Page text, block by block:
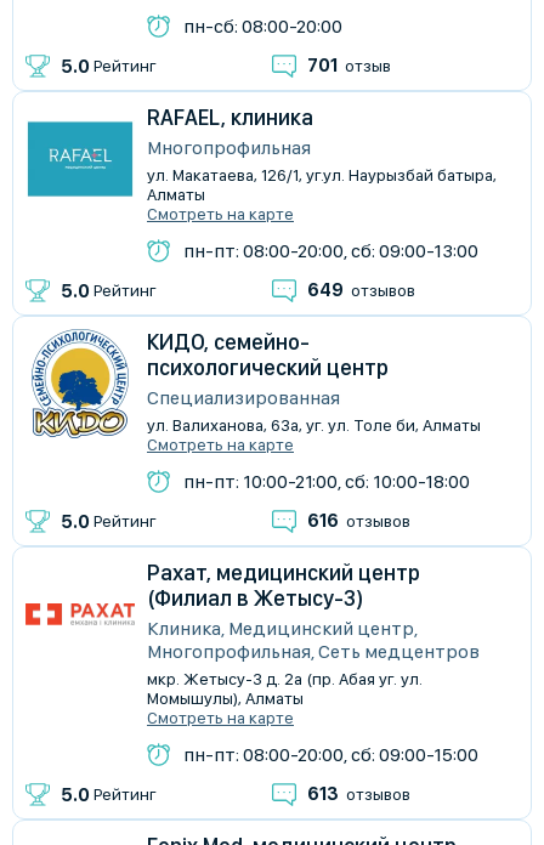
пн-сб: 08:00-20:00
5.0 Рейтинг 701 отзыв
RAFAEL, клиника
Многопрофильная
ул. Макатаева, 126/1, уг.ул. Наурызбай батыра,
Алматы
Смотреть на карте
пн-пт: 08:00-20:00, сб: 09:00-13:00
5.0 Рейтинг 649 отзывов
КИДО, семейно-
психологический центр
Специализированная
ул. Валиханова, 63а, уг. ул. Толе би, Алматы
Смотреть на карте
пн-пт: 10:00-21:00, сб: 10:00-18:00
5.0 Рейтинг 616 отзывов
Рахат, медицинский центр
(Филиал в Жетысу-3)
Клиника, Медицинский центр,
Многопрофильная, Сеть медцентров
мкр. Жетысу-3 д. 2а (пр. Абая уг. ул.
Момышулы), Алматы
Смотреть на карте
пн-пт: 08:00-20:00, сб: 09:00-15:00
5.0 Рейтинг 613 отзывов